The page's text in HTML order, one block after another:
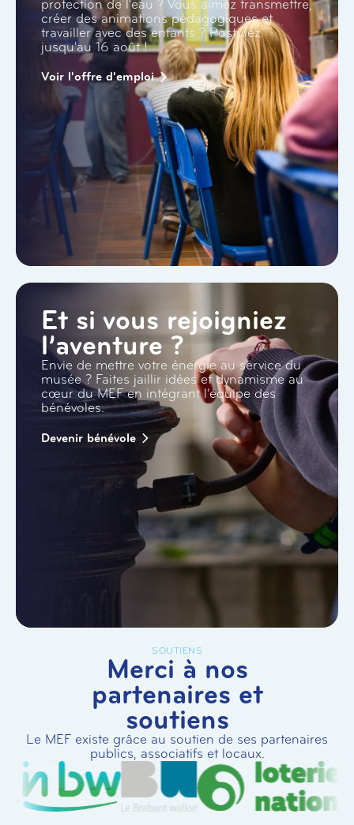
protection de l'eau ? Vous aimez transmettre,
créer des animations pédagogiques et
travailler avec des enfants ? Postulez
jusqu'au 16 août !
Voir l'offre d'emploi
Et si vous rejoigniez
l’aventure ?
Envie de mettre votre énergie au service du
musée ? Faites jaillir idées et dynamisme au
cœur du MEF en intégrant l'équipe des
bénévoles.
Devenir bénévole
SOUTIENS
Merci à nos
partenaires et
soutiens
Le MEF existe grâce au soutien de ses partenaires
publics, associatifs et locaux.